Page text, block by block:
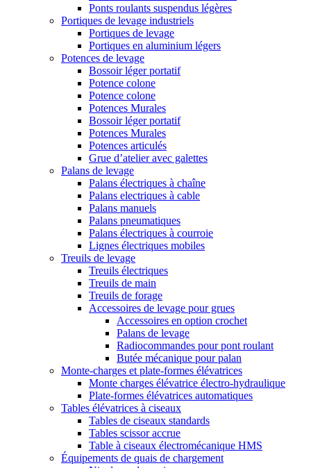
Ponts roulants suspendus légères
Portiques de levage industriels
Portiques de levage
Portiques en aluminium légers
Potences de levage
Bossoir léger portatif
Potence colone
Potence colone
Potences Murales
Bossoir léger portatif
Potences Murales
Potences articulés
Grue d’atelier avec galettes
Palans de levage
Palans électriques à chaîne
Palans electriques à cable
Palans manuels
Palans pneumatiques
Palans électriques à courroie
Lignes électriques mobiles
Treuils de levage
Treuils électriques
Treuils de main
Treuils de forage
Accessoires de levage pour grues
Accessoires en option crochet
Palans de levage
Radiocommandes pour pont roulant
Butée mécanique pour palan
Monte-charges et plate-formes élévatrices
Monte charges élévatrice électro-hydraulique
Plate-formes élévatrices automatiques
Tables élévatrices à ciseaux
Tables de ciseaux standards
Tables scissor accrue
Table à ciseaux électromécanique HMS
Équipements de quais de chargement